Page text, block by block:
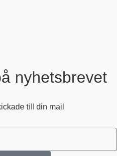
nyhetsbrevet
till din mail